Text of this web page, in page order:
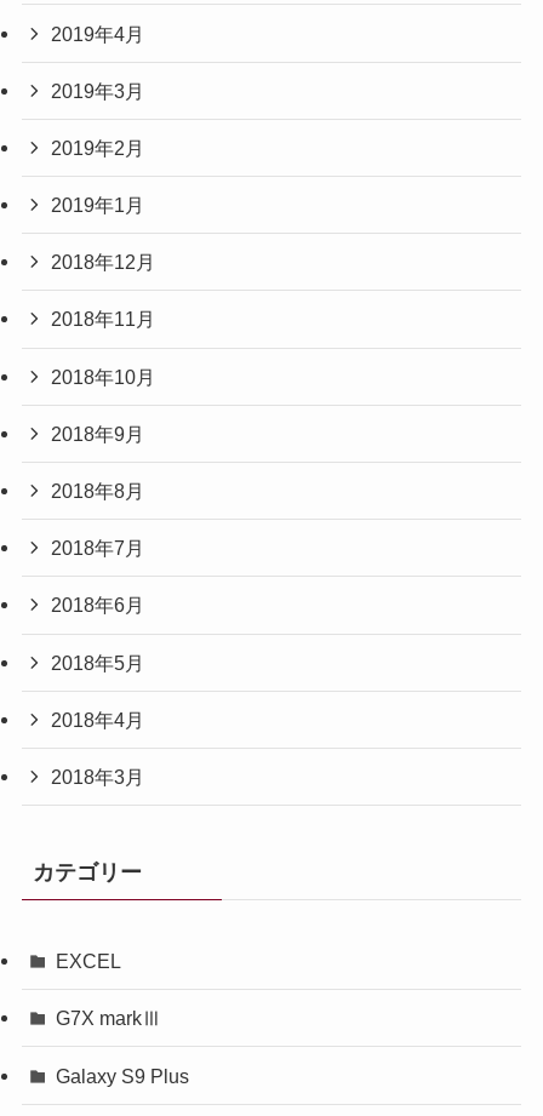
2019年4月
2019年3月
2019年2月
2019年1月
2018年12月
2018年11月
2018年10月
2018年9月
2018年8月
2018年7月
2018年6月
2018年5月
2018年4月
2018年3月
カテゴリー
EXCEL
G7X markⅢ
Galaxy S9 Plus